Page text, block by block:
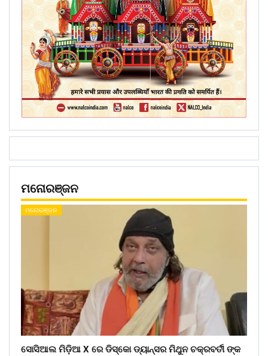
ମନୋରଞ୍ଜନ
ମନୋରଞ୍ଜନ
ସୋସିଆଲ ମିଡ଼ିଆ X ରେ ଡିସ୍କୋ ଡ୍ୟାନ୍ସର ମିଥୁନ ଚକ୍ରବର୍ତୀ ଙ୍କ